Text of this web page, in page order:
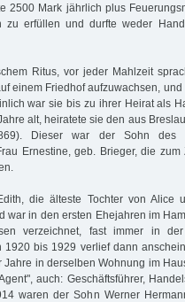
2500 Mark jährlich plus
zu erfüllen und durfte weder
Ritus, vor jeder Mahlzeit
einem Friedhof aufzuwachsen,
war sie bis zu ihrer Heirat als
alt, heiratete sie den aus
Dieser war der Sohn des
Ernestine, geb. Brieger, die zum
die älteste Tochter von Alice
war in den ersten Ehejahren im
verzeichnet, fast immer in
1920 bis 1929 verlief dann
in derselben Wohnung im
auch: Geschäftsführer,
waren der Sohn Werner